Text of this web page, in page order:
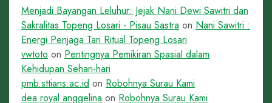
Menjadi Bayangan Leluhur: Jejak Nani Dewi Sawitri dan
Sakralitas Topeng Losari - Pisau Sastra on Nani Sawitri :
Energi Penjaga Tari Ritual Topeng Losari
vwtoto on Pentingnya Pemikiran Spasial dalam
Kehidupan Sehari-hari
pmb.sttians.ac.id on Robohnya Surau Kami
dea royal anggelina on Robohnya Surau Kami